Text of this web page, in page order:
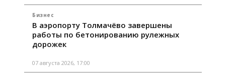
Бизнес
В аэропорту Толмачёво завершены
работы по бетонированию рулежных
дорожек
07 августа 2026, 17:00